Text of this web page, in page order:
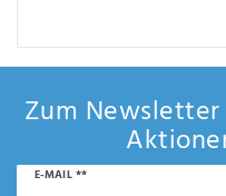
Zum
E-MAIL **
Newsletter